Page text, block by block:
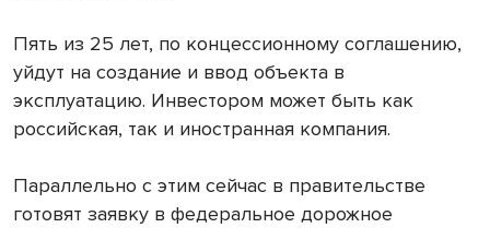
Пять из 25 лет, по концессионному соглашению,
уйдут на создание и ввод объекта в
эксплуатацию. Инвестором может быть как
российская, так и иностранная компания.
Параллельно с этим сейчас в правительстве
готовят заявку в федеральное дорожное